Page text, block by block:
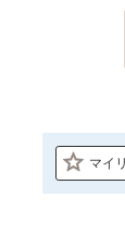
マイ